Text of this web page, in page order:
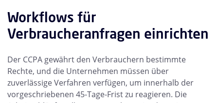
Workflows für
Verbraucheranfragen einrichten
Der CCPA gewährt den Verbrauchern bestimmte
Rechte, und die Unternehmen müssen über
zuverlässige Verfahren verfügen, um innerhalb der
vorgeschriebenen 45-Tage-Frist zu reagieren. Die